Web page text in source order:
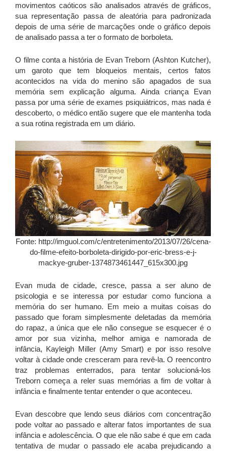
movimentos caóticos são analisados através de gráficos,
sua representação passa de aleatória para padronizada
depois de uma série de marcações onde o gráfico depois
de analisado passa a ter o formato de borboleta.
O filme conta a história de Evan Treborn (Ashton Kutcher),
um garoto que tem bloqueios mentais, certos fatos
acontecidos na vida do menino são apagados de sua
memória sem explicação alguma. Ainda criança Evan
passa por uma série de exames psiquiátricos, mas nada é
descoberto, o médico então sugere que ele mantenha toda
a sua rotina registrada em um diário.
Fonte: http://imguol.com/c/entretenimento/2013/07/26/cena-
do-filme-efeito-borboleta-dirigido-por-eric-bress-e-j-
mackye-gruber-1374873461447_615x300.jpg
Evan muda de cidade, cresce, passa a ser aluno de
psicologia e se interessa por estudar como funciona a
memória do ser humano. Em meio a muitas coisas do
passado que foram simplesmente deletadas da memória
do rapaz, a única que ele não consegue se esquecer é o
amor por sua vizinha, melhor amiga e namorada de
infância, Kayleigh Miller (Amy Smart) e por isso resolve
voltar à cidade onde cresceram para revê-la. O reencontro
traz problemas enterrados, para tentar solucioná-los
Treborn começa a reler suas memórias a fim de voltar à
infância e finalmente tentar entender o que aconteceu.
Evan descobre que lendo seus diários com concentração
pode voltar ao passado e alterar fatos importantes de sua
infância e adolescência. O que ele não sabe é que em cada
tentativa de mudar o passado ele acaba prejudicando a